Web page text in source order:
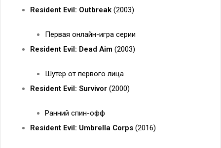
Resident Evil: Outbreak (2003)
Первая онлайн-игра серии
Resident Evil: Dead Aim (2003)
Шутер от первого лица
Resident Evil: Survivor (2000)
Ранний спин-офф
Resident Evil: Umbrella Corps (2016)